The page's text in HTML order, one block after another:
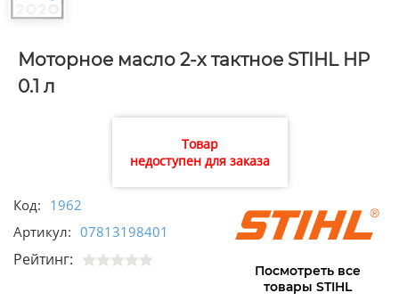
Моторное масло 2-х тактное STIHL HP
0.1 л
Товар
недоступен для заказа
Код: 1962
Артикул: 07813198401
Рейтинг:
Посмотреть все
товары STIHL